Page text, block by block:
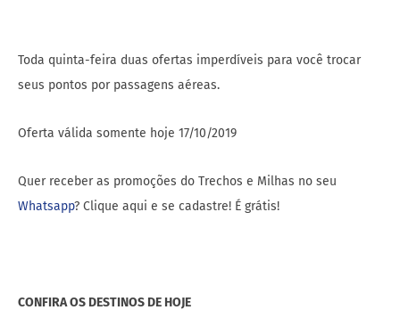
Toda quinta-feira duas ofertas imperdíveis para você trocar
seus pontos por passagens aéreas.
Oferta válida somente hoje 17/10/2019
Quer receber as promoções do Trechos e Milhas no seu
Whatsapp? Clique aqui e se cadastre! É grátis!
CONFIRA OS DESTINOS DE HOJE